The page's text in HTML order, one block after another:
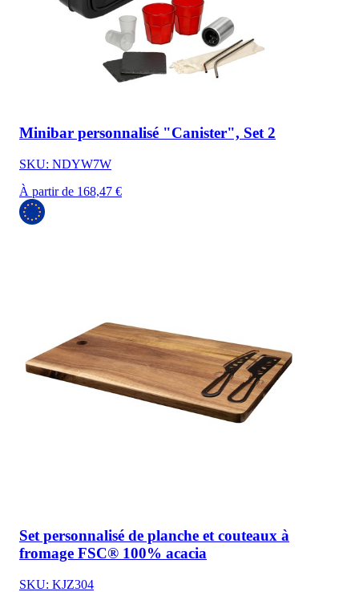
Minibar personnalisé "Canister", Set 2
SKU: NDYW7W
À partir de 168,47 €
Set personnalisé de planche et couteaux à
fromage FSC® 100% acacia
SKU: KJZ304